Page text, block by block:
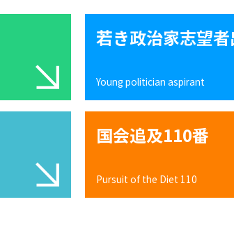
若き政治家志望
Young politician aspirant
国会追及110番
Pursuit of the Diet 110